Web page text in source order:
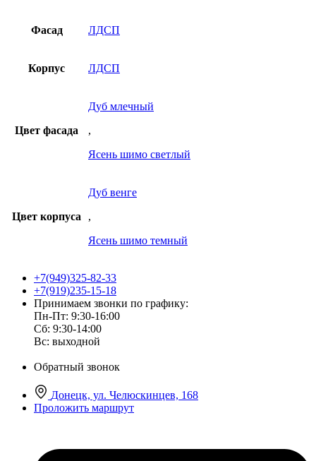
Фасад ЛДСП
Корпус ЛДСП
Цвет фасада
Дуб млечный
,
Ясень шимо светлый
Цвет корпуса
Дуб венге
,
Ясень шимо темный
+7(949)325-82-33
+7(919)235-15-18
Принимаем звонки по графику:
Пн-Пт: 9:30-16:00
Сб: 9:30-14:00
Вс: выходной
Обратный звонок
Донецк, ул. Челюскинцев, 168
Проложить маршрут